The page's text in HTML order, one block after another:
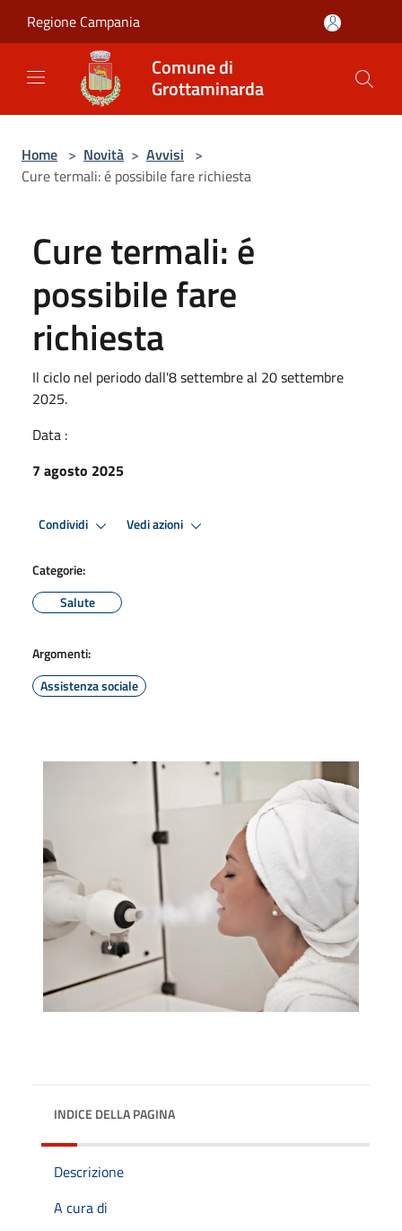
Regione Campania
Comune di
Grottaminarda
Home > Novità > Avvisi >
Cure termali: é possibile fare richiesta
Cure termali: é
possibile fare
richiesta
Il ciclo nel periodo dall'8 settembre al 20 settembre
2025.
Data :
7 agosto 2025
Condividi Vedi azioni
Categorie:
Salute
Argomenti:
Assistenza sociale
INDICE DELLA PAGINA
Descrizione
A cura di